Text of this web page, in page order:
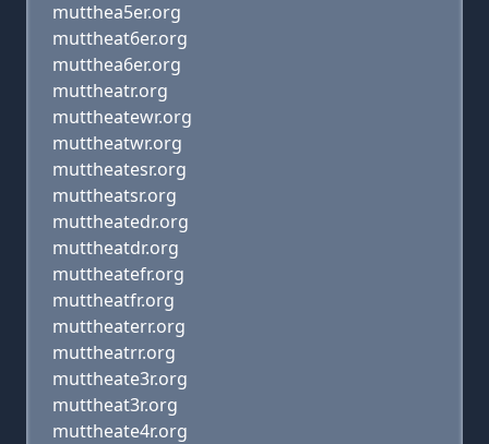
mutthea5er.org
muttheat6er.org
mutthea6er.org
muttheatr.org
muttheatewr.org
muttheatwr.org
muttheatesr.org
muttheatsr.org
muttheatedr.org
muttheatdr.org
muttheatefr.org
muttheatfr.org
muttheaterr.org
muttheatrr.org
muttheate3r.org
muttheat3r.org
muttheate4r.org